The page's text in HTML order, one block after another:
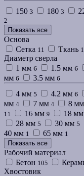
150 3 180 3
2
Показать все
Основа
Сетка 11 Ткань
Диаметр сверла
1 мм 6 1.5 мм 6
мм 6 3.5 мм 6
4 мм 5 4.2 мм 6
мм 4 7 мм 4 8 мм
11 16 мм 9 18 мм
28 мм 5 30 мм 5
40 мм 1 65 мм 1
Показать все
Рабочий материал
Бетон 105
Хвостовик